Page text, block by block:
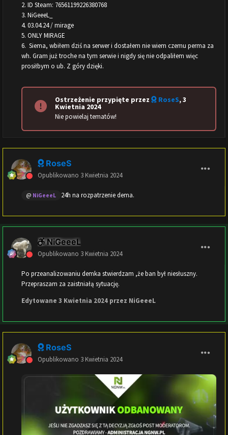
2. ID Steam: 76561199226380768
3. NiGeeeL_
4. 03.04.24 / mirage
5. ONLY MIRAGE
6. Siema, wbiłem dziś na serwer i dostałem nie wiem czemu perma za
wh. Gram już troche na tym serwie i nigdy się nie odpaliłem więc
prosiłbym o ub. Z góry dzięki.
Ostrzeżenie przypięte przez RoseS,3
Kwietnia 2024
Nie powielaj tematów!
RoseS
Opublikowano 3 Kwietnia 2024
@ NiGeeeL 24h na rozpatrzenie dema.
NiGeeeL
Opublikowano 3 Kwietnia 2024
Po przeanalizowaniu demka stwierdzam ,że ban był niesłuszny.
Przepraszam za zaistniałą sytuację.
Edytowane 3 Kwietnia 2024 przez NiGeeeL
RoseS
Opublikowano 3 Kwietnia 2024